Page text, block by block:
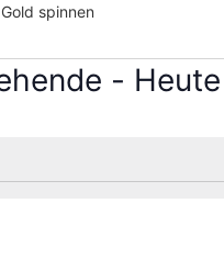
spinnen
- Heute